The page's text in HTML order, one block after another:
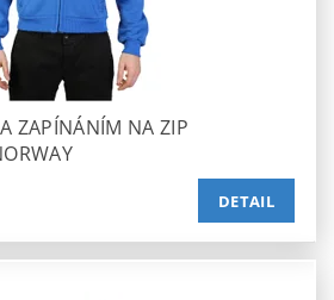
ZAPÍNÁNÍM NA ZIP
DETAIL